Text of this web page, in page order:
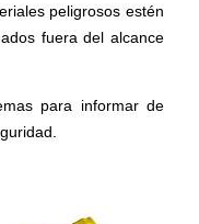
peligrosos estén
fuera del alcance
para informar de